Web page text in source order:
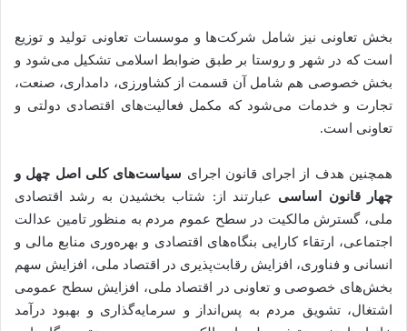
بخش تعاونی نیز شامل شرکت‌ها و موسسات تعاونی تولید و توزیع
است که در شهر و روستا بر طبق ضوابط اسلامی تشکیل می‌شود و
بخش خصوصی هم شامل آن قسمت از کشاورزی، دامداری، صنعت،
تجارت و خدمات می‌شود که مکمل فعالیت‌های اقتصادی دولتی و
تعاونی است.
همچنین هدف از اجرای قانون اجرای سیاست‌های کلی اصل چهل و
چهار قانون اساسی عبارتند از: شتاب بخشیدن به رشد اقتصادی
ملی، گسترش مالکیت در سطح عموم مردم به منظور تامین عدالت
اجتماعی، ارتقاء کارایی بنگاه‌های اقتصادی و بهره‌وری منابع مالی و
انسانی و فناوری، افزایش رقابت‌‌پذیری در اقتصاد ملی، افزایش سهم
بخش‌های خصوصی و تعاونی در اقتصاد ملی، افزایش سطح عمومی
اشتغال، تشویق مردم به پس‌انداز و سرمایه‌گذاری و بهبود درآمد